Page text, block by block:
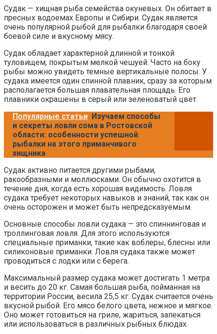
Судак — хищная рыба семейства окуневых. Он обитает в
пресных водоемах Европы и Сибири. Судак является
очень популярной рыбой для рыбалки благодаря своей
боевой силе и вкусному мясу.
Судак обладает характерной длинной и тонкой
туловищем, покрытым мелкой чешуей. Часто на боку
рыбы можно увидеть темные вертикальные полосы. У
судака имеется один спинной плавник, сразу за которым
располагается большая плавательная площадь. Его
плавники окрашены в серый или зеленоватый цвет.
Популярные статьи Изучаем способы
и секреты ловли сома в Ростовской
области: особенности успешной
рыбалки на этого приманчивого
хищника
Судак активно питается другими рыбами,
ракообразными и моллюсками. Он обычно охотится в
течение дня, когда есть хорошая видимость. Ловля
судака требует некоторых навыков и знаний, так как он
очень осторожен и может быть непредсказуемым.
Основные способы ловли судака — это спиннинговая и
троллинговая ловля. Для этого используются
специальные приманки, такие как воблеры, блесны или
силиконовые приманки. Ловля судака также может
проводиться с лодки или с берега.
Максимальный размер судака может достигать 1 метра
и весить до 20 кг. Самая большая рыба, пойманная на
территории России, весила 25,5 кг. Судак считается очень
вкусной рыбой. Его мясо белого цвета, нежное и мягкое.
Оно может готовиться на гриле, жариться, запекаться
или использоваться в различных рыбных блюдах.